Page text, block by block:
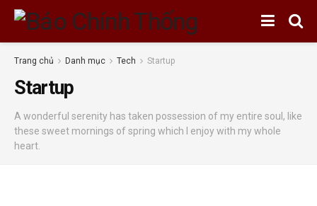
Trang chủ Danh mục Tech Startup
Startup
A wonderful serenity has taken possession of my entire soul, like
these sweet mornings of spring which I enjoy with my whole
heart.